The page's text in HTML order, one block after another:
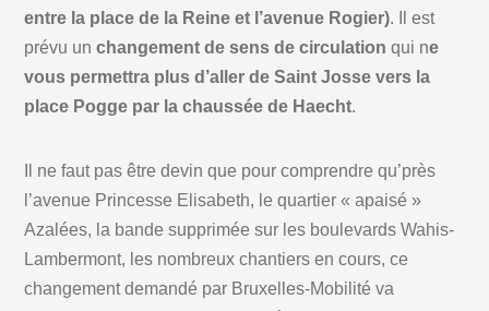
entre la place de la Reine et l’avenue Rogier). Il est
prévu unchangement de sens de circulation qui ne
vous permettra plus d’aller de Saint Josse vers la
place Pogge par la chaussée de Haecht.
Il ne faut pas être devin que pour comprendre qu’près
l’avenue Princesse Elisabeth, le quartier « apaisé »
Azalées, la bande supprimée sur les boulevards Wahis-
Lambermont, les nombreux chantiers en cours, ce
changement demandé par Bruxelles-Mobilité va